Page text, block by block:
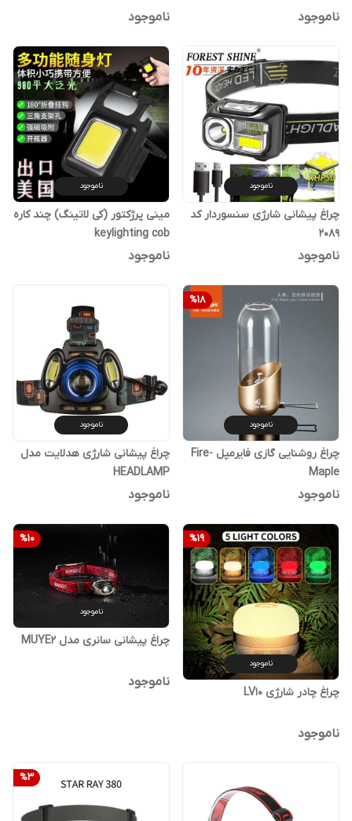
ناموجود ناموجود
ناموجود
چراغ پیشانی شارژی سنسوردار کد
2089
ناموجود
ناموجود
مینی پرژکتور (کی لاتینگ) چند کاره
keylighting cob
ناموجود
%18
ناموجود
چراغ روشنایی گازی فایرمپل Fire-
Maple
ناموجود
ناموجود
چراغ پیشانی شارژی هدلایت مدل
HEADLAMP
ناموجود
%19
ناموجود
چراغ چادر شارژی LV10
ناموجود
%10
ناموجود
چراغ پیشانی سانری مدل MUYE2
ناموجود
%3